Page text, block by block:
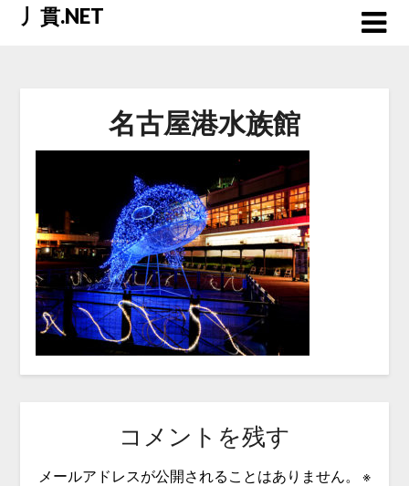
Skip丿貫.NET
名古屋港水族館
コメントを残す
メールアドレスが公開されることはありません。
※